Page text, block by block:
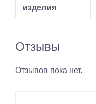
изделия
Отзывы
Отзывов пока нет.